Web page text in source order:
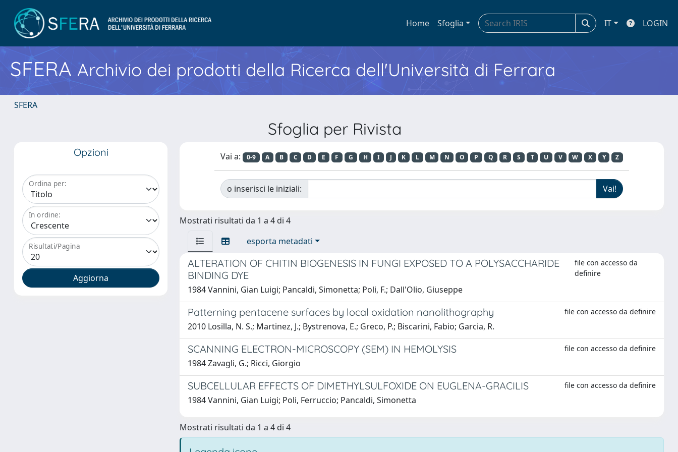
Home Sfoglia IT LOGIN
SFERA Archivio dei prodotti della Ricerca dell'Università di Ferrara
SFERA
Sfoglia per Rivista
Opzioni
Ordina per:
In ordine:
Risultati/Pagina
Vai a: 0-9 A B C D E F G H I J K L M N O P Q R S T U V W X Y Z
o inserisci le iniziali:
Mostrati risultati da 1 a 4 di 4
esporta metadati
ALTERATION OF CHITIN BIOGENESIS IN FUNGI EXPOSED TO A POLYSACCHARIDE
BINDING DYE
file con accesso da
definire
1984 Vannini, Gian Luigi; Pancaldi, Simonetta; Poli, F.; Dall'Olio, Giuseppe
Patterning pentacene surfaces by local oxidation nanolithography file con accesso da definire
2010 Losilla, N. S.; Martinez, J.; Bystrenova, E.; Greco, P.; Biscarini, Fabio; Garcia, R.
SCANNING ELECTRON-MICROSCOPY (SEM) IN HEMOLYSIS file con accesso da definire
1984 Zavagli, G.; Ricci, Giorgio
SUBCELLULAR EFFECTS OF DIMETHYLSULFOXIDE ON EUGLENA-GRACILIS file con accesso da definire
1984 Vannini, Gian Luigi; Poli, Ferruccio; Pancaldi, Simonetta
Mostrati risultati da 1 a 4 di 4